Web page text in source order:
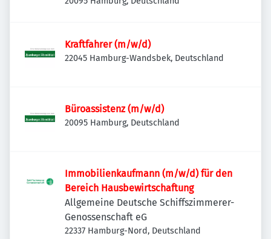
Kraftfahrer (m/w/d)
22045 Hamburg-Wandsbek, Deutschland
Büroassistenz (m/w/d)
20095 Hamburg, Deutschland
Immobilienkaufmann (m/w/d) für den
Bereich Hausbewirtschaftung
Allgemeine Deutsche Schiffszimmerer-
Genossenschaft eG
22337 Hamburg-Nord, Deutschland